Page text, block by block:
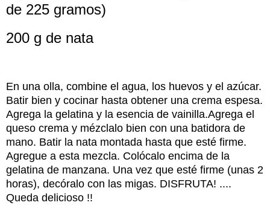
de 225 gramos)
200 g de nata
En una olla, combine el agua, los huevos y el azúcar.
Batir bien y cocinar hasta obtener una crema espesa.
Agrega la gelatina y la esencia de vainilla.Agrega el
queso crema y mézclalo bien con una batidora de
mano. Batir la nata montada hasta que esté firme.
Agregue a esta mezcla. Colócalo encima de la
gelatina de manzana. Una vez que esté firme (unas 2
horas), decóralo con las migas. DISFRUTA! ....
Queda delicioso !!